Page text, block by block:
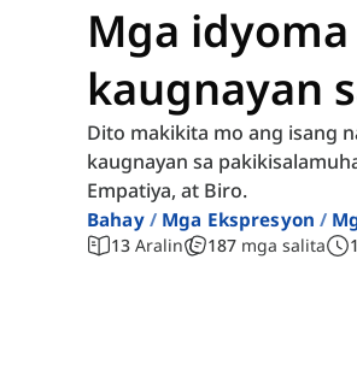
Mga
kaugnayan
Dito makikita mo ang isang
kaugnayan sa
Empatiya, at Biro.
Bahay Mga Ekspresyon
13 Aralin 187 mga salita 1